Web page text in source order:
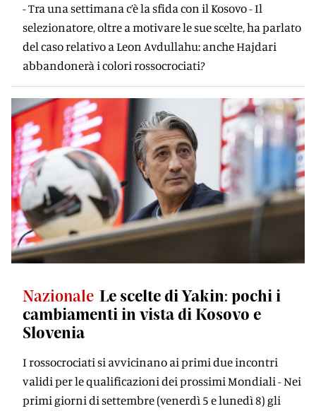
- Tra una settimana c’è la sfida con il Kosovo - Il
selezionatore, oltre a motivare le sue scelte, ha parlato
del caso relativo a Leon Avdullahu: anche Hajdari
abbandonerà i colori rossocrociati?
Nazionale Le scelte di Yakin: pochi i
cambiamenti in vista di Kosovo e
Slovenia
I rossocrociati si avvicinano ai primi due incontri
validi per le qualificazioni dei prossimi Mondiali - Nei
primi giorni di settembre (venerdì 5 e lunedì 8) gli